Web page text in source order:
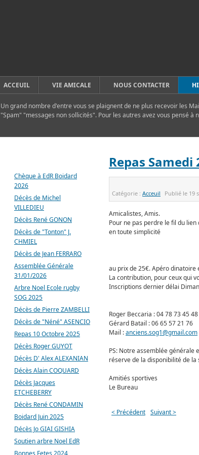
ACCEUIL VIE AMICALE NOUS CONTACTER
Un grand nombre d'entre vous se plaignent de ne plus recevoir les
"Spam" "messages non sollicités". Pour les autres avez vous pensé à
Repas
Catégorie :Acceuil Publié le 19
Amicalistes, Amis.
Pour ne pas perdre le fil du
en toute simplicité
au prix de 25€. Apéro dinatoire
La contribution, pour ceux qui
Inscriptions dernier délai
Roger Beccaria : 04 78 73 45
Gérard Batail : 06 65 57 21 76
Mail :anciens.sog1@gmail.com
PS: Notre assemblée générale
réserve de la disponibilité de la
Amitiés sportives
Le Bureau
< Précédent Suivant >
Chèque à EdR Boidard
2026
Décès de Michel
VILLEDIEU
Décès René GONON
Décès de "Tonton" J.
CHMIEL
Décès de Jean FERRARO
Assemblée Générale
31/01/2026
Arbre Noel Ecole rugby
SOG 2025
Décès de Pierre ZAMBELLI
Décès de "Néné" ASENCIO
Repas 10 Octobre 2025
Décès Roger GUYOT
Décès D' Alex ALEXANIAN
Décès Alain COQUARD
Décès Jacques
ETCHEBERRY
Décès René CONDAMIN
Boidard Juin 2025
Décès Jo GIAI GISHIA
Soutien arbre Noel EdR
Bonnes Fetes 2024